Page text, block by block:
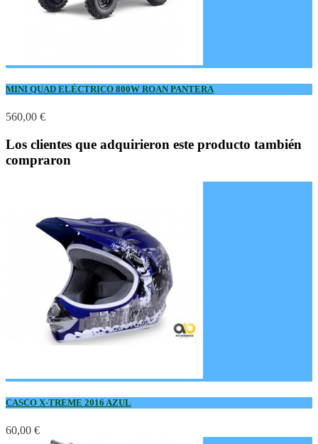
MINI QUAD ELÉCTRICO 800W ROAN PANTERA
560,00 €
Los clientes que adquirieron este producto también
compraron
CASCO X-TREME 2016 AZUL
60,00 €